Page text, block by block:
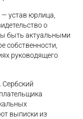
устав юрлица,
о
быть актуальными
собственности,
руководящего
выписки из